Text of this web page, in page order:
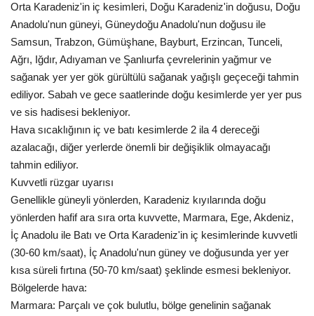
Ekonomi
Siyaset
Galeriler
Yaşam
Künye
Sağlık
İletişim
Kültür Sanat
Orta Karadeniz'in iç kesimleri, Doğu Karadeniz'in doğusu, Doğu
Anadolu'nun güneyi, Güneydoğu Anadolu'nun doğusu ile
Samsun, Trabzon, Gümüşhane, Bayburt, Erzincan, Tunceli,
Ağrı, Iğdır, Adıyaman ve Şanlıurfa çevrelerinin yağmur ve
sağanak yer yer gök gürültülü sağanak yağışlı geçeceği tahmin
ediliyor. Sabah ve gece saatlerinde doğu kesimlerde yer yer pus
ve sis hadisesi bekleniyor.
Hava sıcaklığının iç ve batı kesimlerde 2 ila 4 dereceği
azalacağı, diğer yerlerde önemli bir değişiklik olmayacağı
tahmin ediliyor.
Kuvvetli rüzgar uyarısı
Genellikle güneyli yönlerden, Karadeniz kıyılarında doğu
yönlerden hafif ara sıra orta kuvvette, Marmara, Ege, Akdeniz,
İç Anadolu ile Batı ve Orta Karadeniz'in iç kesimlerinde kuvvetli
(30-60 km/saat), İç Anadolu'nun güney ve doğusunda yer yer
kısa süreli fırtına (50-70 km/saat) şeklinde esmesi bekleniyor.
Bölgelerde hava:
Marmara: Parçalı ve çok bulutlu, bölge genelinin sağanak